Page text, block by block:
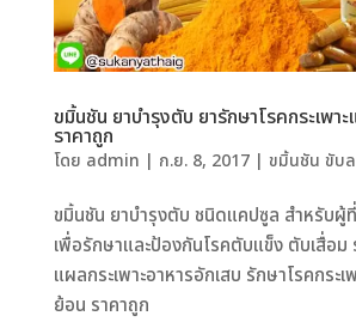
ขมิ้นชัน ยาบำรุงตับ ยารักษาโรคกระเพา
ราคาถูก
โดย admin | ก.ย. 8, 2017| ขมิ้นชัน ขับล
ขมิ้นชัน ยาบำรุงตับ ชนิดแคปซูล สำหรับผู้
เพื่อรักษาและป้องกันโรคตับแข็ง ตับเสื่อม
แผลกระเพาะอาหารอักเสบ รักษาโรคกระเ
ย้อน ราคาถูก